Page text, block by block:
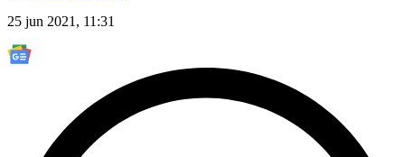
25 jun 2021, 11:31